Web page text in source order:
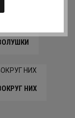
НИХ